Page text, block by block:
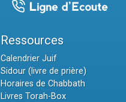
Ressources
Calendrier Juif
Sidour (livre de prière)
Horaires de Chabbath
Livres Torah-Box